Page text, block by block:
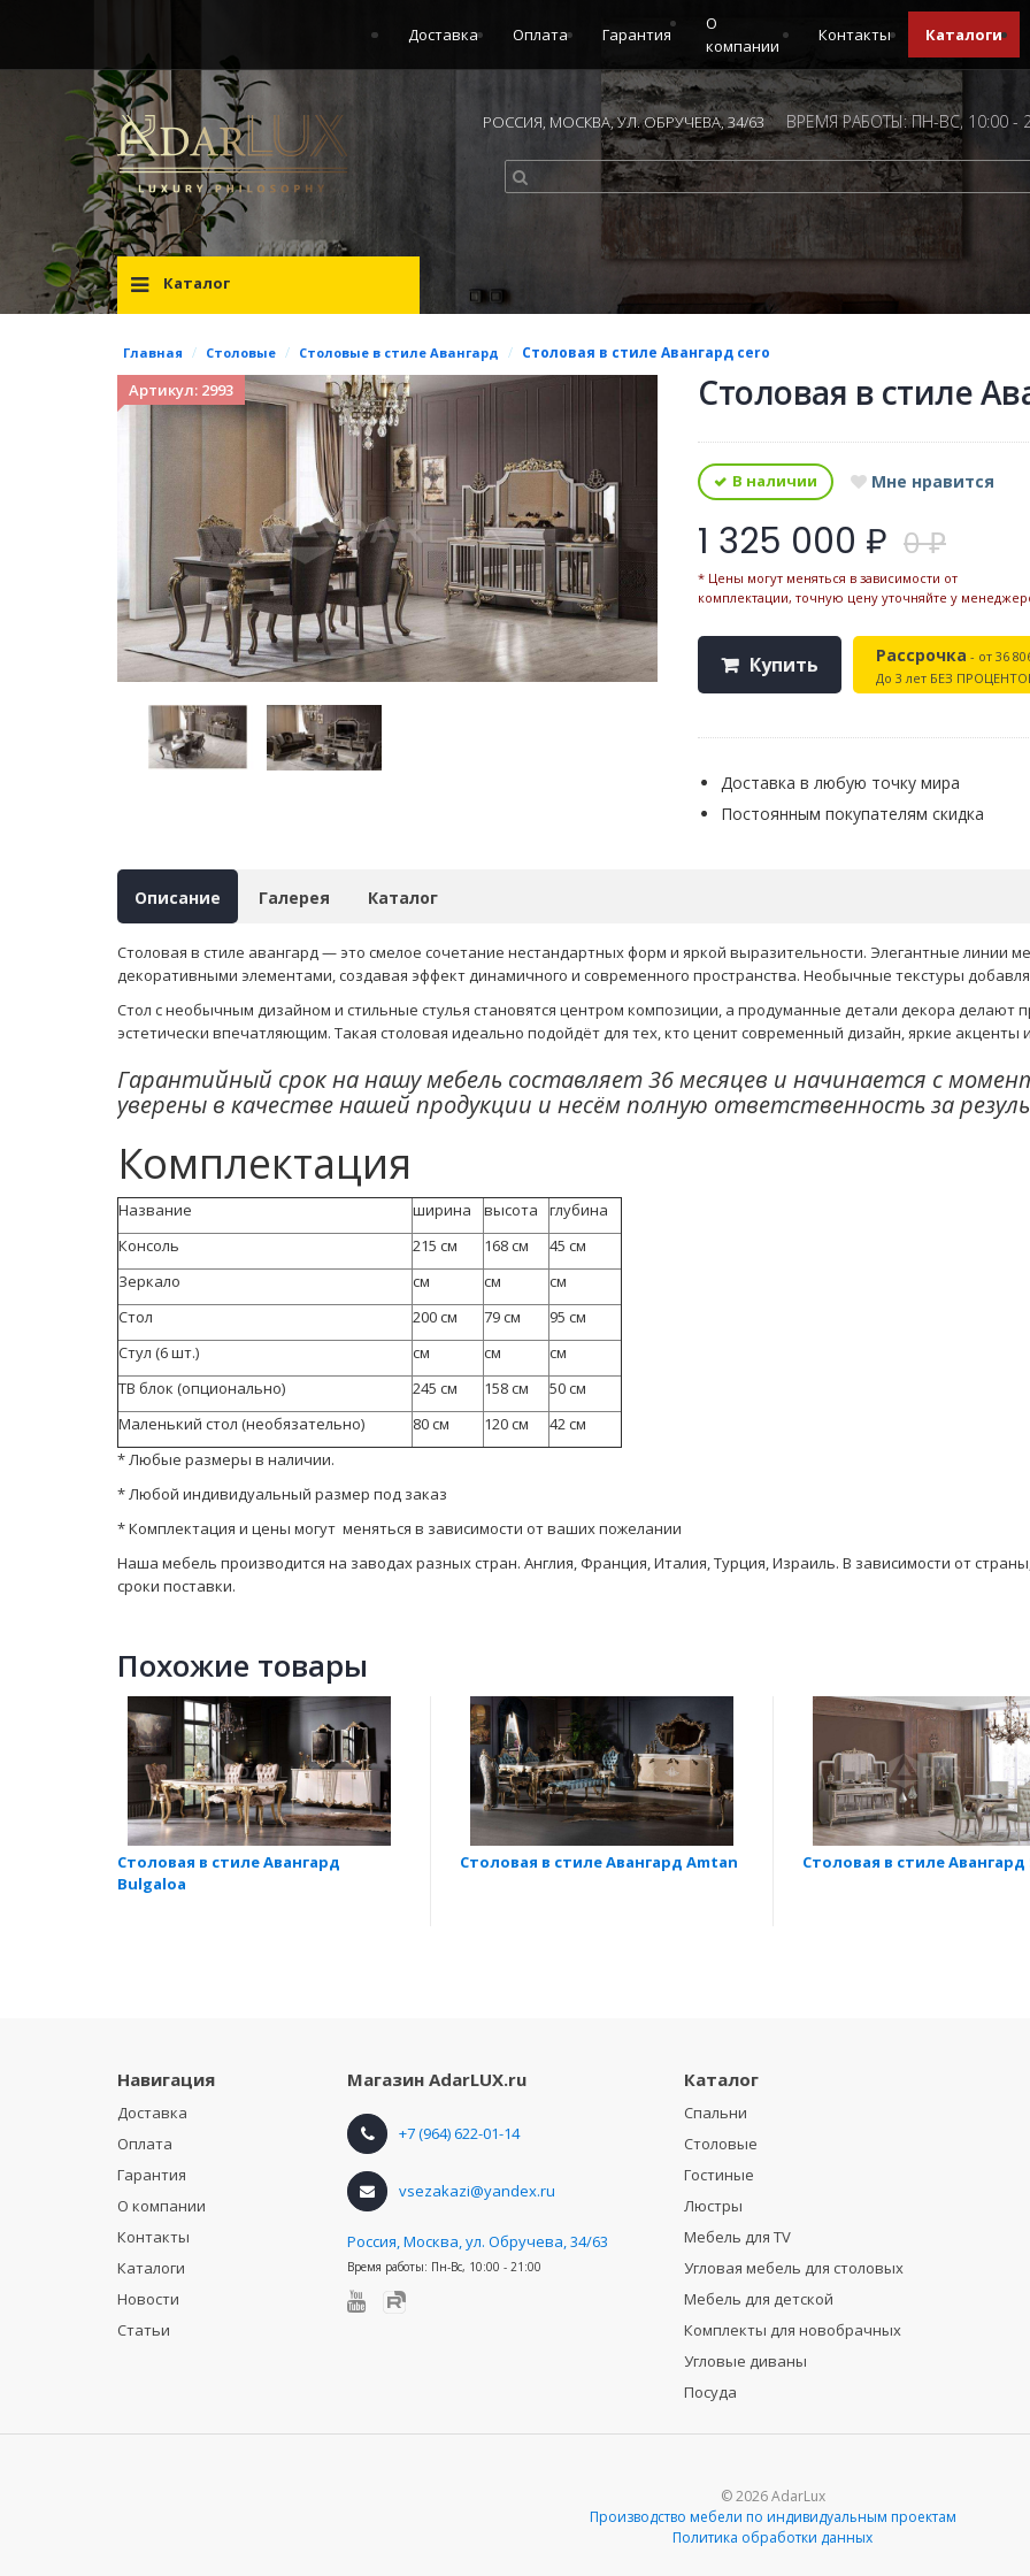
Доставка Оплата Гарантия
О
компании
Контакты Каталоги
РОССИЯ, МОСКВА, УЛ. ОБРУЧЕВА, 34/63 ВРЕМЯ РАБОТЫ: ПН-ВС, 10:00 -
Каталог
Главная / Столовые / Столовые в стиле Авангард / Столовая в стиле Авангард сero
Артикул: 2993 Столовая в стиле
В наличии Мне нравится
1 325 000 ₽ 0 ₽
* Цены могут меняться в зависимости от
комплектации, точную цену уточняйте у
Купить Рассрочка - от 36
До 3 лет БЕЗ
Доставка в любую точку мира
Постоянным покупателям скидка
Описание Галерея Каталог
Столовая в стиле авангард — это смелое сочетание нестандартных форм и яркой выразительности. Элегантные линии
декоративными элементами, создавая эффект динамичного и современного пространства. Необычные текстуры
Стол с необычным дизайном и стильные стулья становятся центром композиции, а продуманные детали декора
эстетически впечатляющим. Такая столовая идеально подойдёт для тех, кто ценит современный дизайн, яркие
Гарантийный срок на нашу мебель составляет 36 месяцев и начинается с
уверены в качестве нашей продукции и несём полную ответственность за
Комплектация
Название ширина высота
глубина
Консоль
215 см 168 см
45 см
Зеркало
см см
см
Стол
200 см 79 см
95 см
Стул (6 шт.)
см см
см
ТВ блок (опционально)
245 см 158 см
50 см
Маленький стол (необязательно)
80 см 120 см
42 см
* Любые размеры в наличии.
* Любой индивидуальный размер под заказ
* Комплектация и цены могут меняться в зависимости от ваших пожелании
Наша мебель производится на заводах разных стран. Англия, Франция, Италия, Турция, Израиль. В зависимости от
сроки поставки.
Похожие товары
Столовая в стиле Авангард
Bulgaloa
Столовая в стиле Авангард Amtan Столовая в стиле Авангард
Навигация
Доставка
Оплата
Гарантия
О компании
Контакты
Каталоги
Новости
Статьи
Магазин AdarLUX.ru
+7 (964) 622-01-14
vsezakazi@yandex.ru
Россия Москва, ул. Обручева, 34/63
Время работы: Пн-Вс, 10:00 - 21:00
Каталог
Спальни
Столовые
Гостиные
Люстры
Мебель для TV
Угловая мебель для столовых
Мебель для детской
Комплекты для новобрачных
Угловые диваны
Посуда
© 2026 AdarLux
Производство мебели по индивидуальным проектам
Политика обработки данных